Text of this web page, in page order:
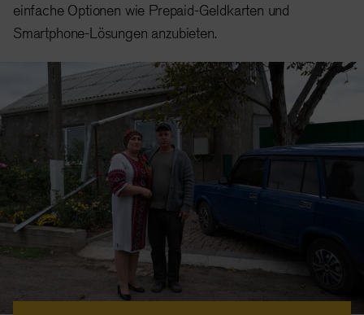
einfache Optionen wie Prepaid-Geldkarten und
Smartphone-Lösungen anzubieten.